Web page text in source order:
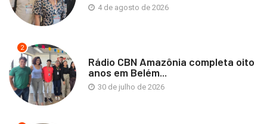
4 de agosto de 2026
2
Rádio CBN Amazônia completa oito
anos em Belém...
30 de julho de 2026